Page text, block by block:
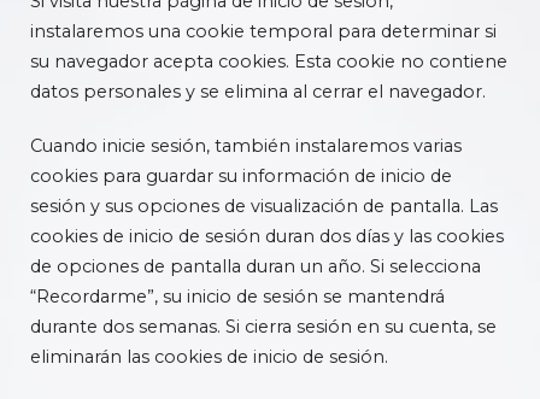
instalaremos una cookie temporal para determinar si
su navegador acepta cookies. Esta cookie no contiene
datos personales y se elimina al cerrar el navegador.
Cuando inicie sesión, también instalaremos varias
cookies para guardar su información de inicio de
sesión y sus opciones de visualización de pantalla. Las
cookies de inicio de sesión duran dos días y las cookies
de opciones de pantalla duran un año. Si selecciona
“Recordarme”, su inicio de sesión se mantendrá
durante dos semanas. Si cierra sesión en su cuenta, se
eliminarán las cookies de inicio de sesión.